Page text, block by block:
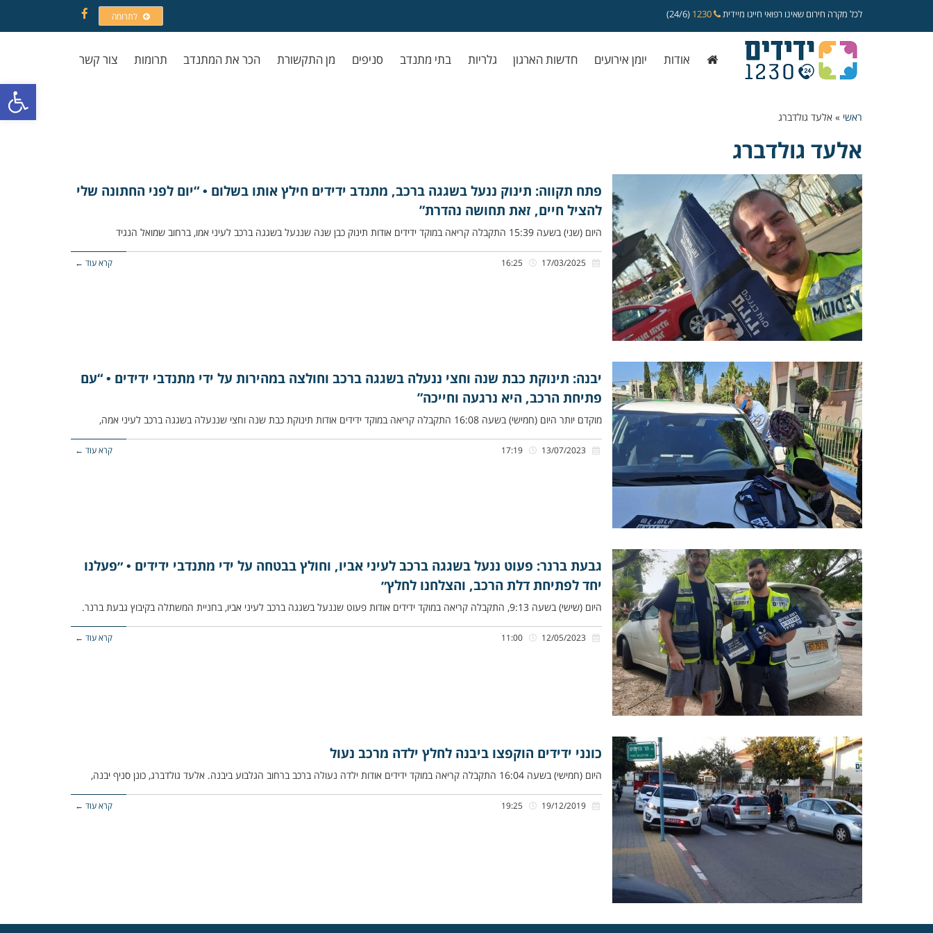
פתח
לכל מקרה חירום שאינו רפואי חייגו מיידית (24/6) לתרומה
Facebook
אודות יומן אירועים חדשות הארגון גלריות בתי מתנדב סניפים מן התקשורת הכר את המתנדב תרומות צור קשר
ראשי » אלעד גולדברג
אלעד גולדברג
פתח תקווה: תינוק ננעל בשגגה ברכב, מתנדב ידידים חילץ אותו בשלום • “יום לפני החתונה שלי
להציל חיים, זאת תחושה נהדרת”
היום (שני) בשעה 15:39 התקבלה קריאה במוקד ידידים אודות תינוק כבן שנה שננעל בשגגה ברכב לעיני אמו, ברחוב שמואל הנגיד
קרא עוד ←
יבנה: תינוקת כבת שנה וחצי ננעלה בשגגה ברכב וחולצה במהירות על ידי מתנדבי ידידים • “עם
פתיחת הרכב, היא נרגעה וחייכה”
מוקדם יותר היום (חמישי) בשעה 16:08 התקבלה קריאה במוקד ידידים אודות תינוקת כבת שנה וחצי שננעלה בשגגה ברכב לעיני אמה,
קרא עוד ←
גבעת ברנר: פעוט ננעל בשגגה ברכב לעיני אביו, וחולץ בבטחה על ידי מתנדבי ידידים • ״פעלנו
יחד לפתיחת דלת הרכב, והצלחנו לחלץ״
היום (שישי) בשעה 9:13, התקבלה קריאה במוקד ידידים אודות פעוט שננעל בשגגה ברכב לעיני אביו, בחניית המשתלה בקיבוץ גבעת ברנר.
קרא עוד ←
כונני ידידים הוקפצו ביבנה לחלץ ילדה מרכב נעול
היום (חמישי) בשעה 16:04 התקבלה קריאה במוקד ידידים אודות ילדה נעולה ברכב ברחוב הגלבוע ביבנה. אלעד גולדברג, כונן סניף יבנה,
קרא עוד ←